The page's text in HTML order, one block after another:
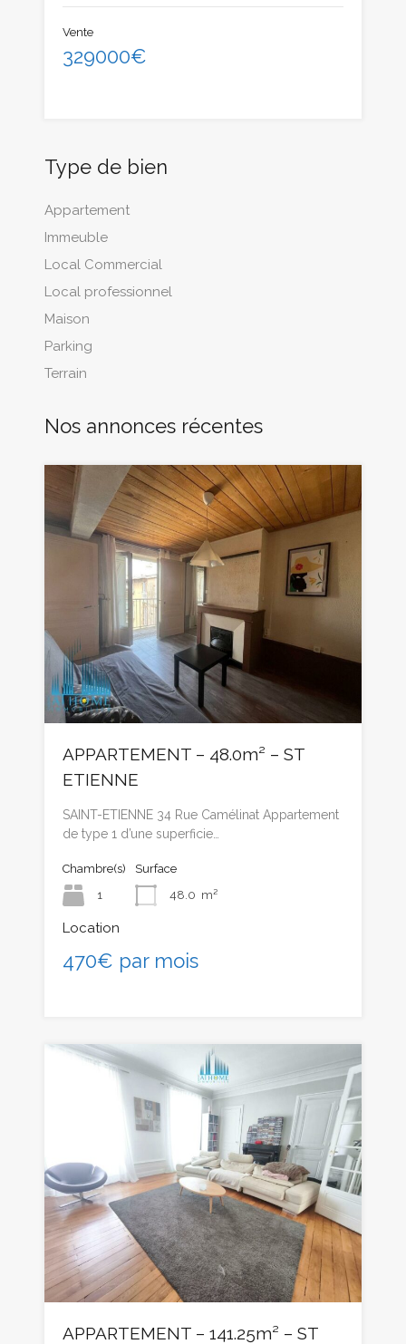
Vente
329000€
Type de bien
Appartement
Immeuble
Local Commercial
Local professionnel
Maison
Parking
Terrain
Nos annonces récentes
APPARTEMENT – 48.0m² – ST
ETIENNE
SAINT-ETIENNE 34 Rue Camélinat Appartement
de type 1 d’une superficie…
Chambre(s)
1
Surface
48.0 m²
Location
470€ par mois
APPARTEMENT – 141.25m² – ST